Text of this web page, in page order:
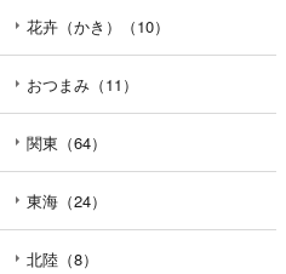
花卉（かき）（10）
おつまみ（11）
関東（64）
東海（24）
北陸（8）